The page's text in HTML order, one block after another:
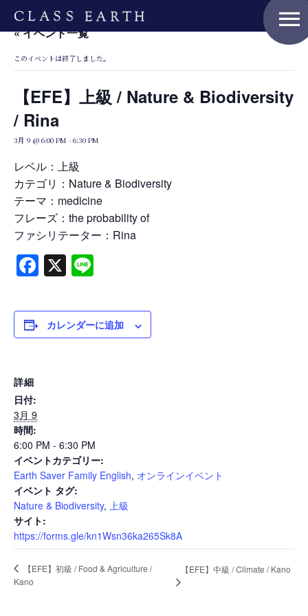
menu
Home
Nature Positive Members
Uniform Project
Art Project
Product Planning
Events
Journal
Interview
Online Shop
« イベント一覧
このイベントは終了しました。
【EFE】上級 / Nature & Biodiversity
/ Rina
3月 9 @ 6:00 PM - 6:30 PM
レベル：上級
カテゴリ：Nature & Biodiversity
テーマ：medicine
フレーズ：the probability of
ファシリテーター：Rina
Facebook
X
カレンダーに追加
詳細
日付:
3月 9
時間:
6:00 PM - 6:30 PM
イベントカテゴリー:
Earth Saver Family English, オンラインイベント
イベント タグ:
Nature & Biodiversity, 上級
サイト:
https://forms.gle/kn1Wsn36ka265Sk8A
【EFE】初級 / Food & Agriculture /
Kano
【EFE】中級 / Climate / Kano